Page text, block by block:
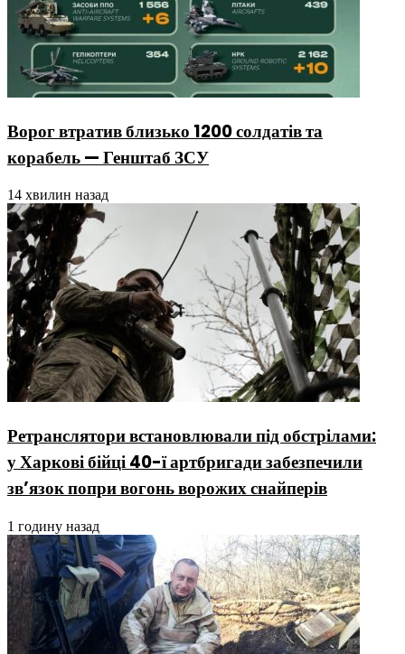
Ворог втратив близько 1200 солдатів та
корабель — Генштаб ЗСУ
14 хвилин назад
Ретранслятори встановлювали під обстрілами:
у Харкові бійці 40-ї артбригади забезпечили
зв’язок попри вогонь ворожих снайперів
1 годину назад